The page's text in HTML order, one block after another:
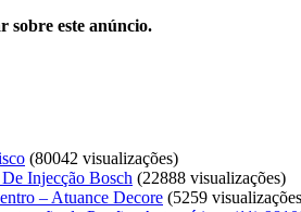
sobre este anúncio.
(80042 visualizações)
Injecção Bosch (22888 visualizações)
– Atuance Decore (5259